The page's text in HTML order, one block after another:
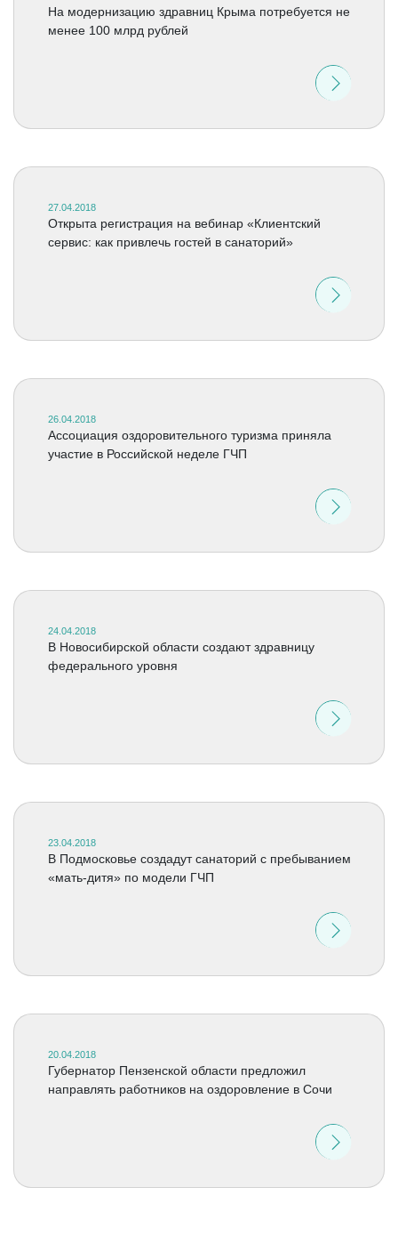
На модернизацию здравниц Крыма потребуется не
менее 100 млрд рублей
27.04.2018
Открыта регистрация на вебинар «Клиентский
сервис: как привлечь гостей в санаторий»
26.04.2018
Ассоциация оздоровительного туризма приняла
участие в Российской неделе ГЧП
24.04.2018
В Новосибирской области создают здравницу
федерального уровня
23.04.2018
В Подмосковье создадут санаторий с пребыванием
«мать-дитя» по модели ГЧП
20.04.2018
Губернатор Пензенской области предложил
направлять работников на оздоровление в Сочи